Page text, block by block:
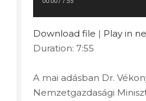
Download file | Play in
Duration: 7:55
A mai adásban Dr.
Nemzetgazdasági